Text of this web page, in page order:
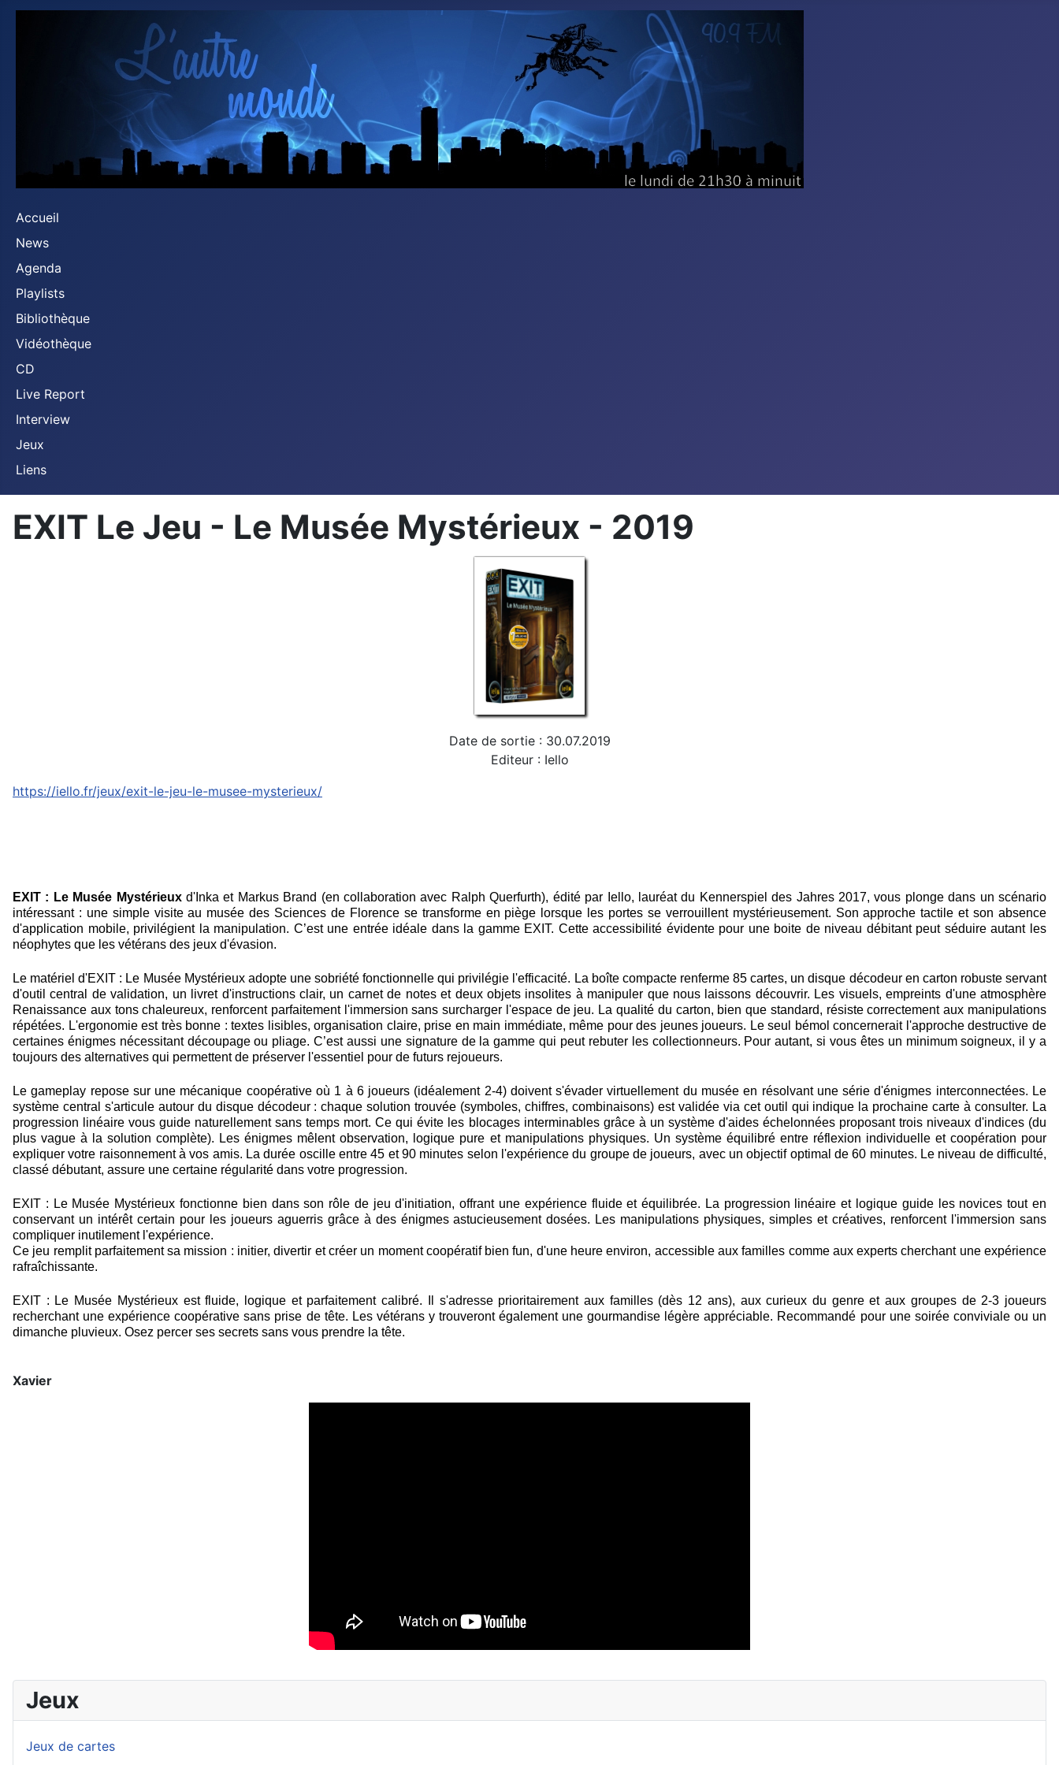
Accueil
News
Agenda
Playlists
Bibliothèque
Vidéothèque
CD
Live Report
Interview
Jeux
Liens
Jeux
Jeux de cartes
EXIT Le Jeu - Le Musée Mystérieux - 2019
Date de sortie : 30.07.2019
Editeur : Iello
https://iello.fr/jeux/exit-le-jeu-le-musee-mysterieux/
EXIT : Le Musée Mystérieuxd'Inka et Markus Brand (en collaboration avec Ralph Querfurth), édité par Iello, lauréat du Kennerspiel des Jahres 2017, vous plonge dans un scénario
intéressant : une simple visite au musée des Sciences de Florence se transforme en piège lorsque les portes se verrouillent mystérieusement. Son approche tactile et son absence
d'application mobile, privilégient la manipulation. C’est une entrée idéale dans la gamme EXIT. Cette accessibilité évidente pour une boite de niveau débitant peut séduire autant les
néophytes que les vétérans des jeux d'évasion.
Le matériel d'EXIT : Le Musée Mystérieux adopte une sobriété fonctionnelle qui privilégie l'efficacité. La boîte compacte renferme 85 cartes, un disque décodeur en carton robuste servant
d'outil central de validation, un livret d'instructions clair, un carnet de notes et deux objets insolites à manipuler que nous laissons découvrir. Les visuels, empreints d'une atmosphère
Renaissance aux tons chaleureux, renforcent parfaitement l'immersion sans surcharger l'espace de jeu. La qualité du carton, bien que standard, résiste correctement aux manipulations
répétées. L'ergonomie est très bonne : textes lisibles, organisation claire, prise en main immédiate, même pour des jeunes joueurs. Le seul bémol concernerait l'approche destructive de
certaines énigmes nécessitant découpage ou pliage. C’est aussi une signature de la gamme qui peut rebuter les collectionneurs. Pour autant, si vous êtes un minimum soigneux, il y a
toujours des alternatives qui permettent de préserver l'essentiel pour de futurs rejoueurs.
Le gameplay repose sur une mécanique coopérative où 1 à 6 joueurs (idéalement 2-4) doivent s'évader virtuellement du musée en résolvant une série d'énigmes interconnectées. Le
système central s'articule autour du disque décodeur : chaque solution trouvée (symboles, chiffres, combinaisons) est validée via cet outil qui indique la prochaine carte à consulter. La
progression linéaire vous guide naturellement sans temps mort. Ce qui évite les blocages interminables grâce à un système d'aides échelonnées proposant trois niveaux d'indices (du
plus vague à la solution complète). Les énigmes mêlent observation, logique pure et manipulations physiques. Un système équilibré entre réflexion individuelle et coopération pour
expliquer votre raisonnement à vos amis. La durée oscille entre 45 et 90 minutes selon l'expérience du groupe de joueurs, avec un objectif optimal de 60 minutes. Le niveau de difficulté,
classé débutant, assure une certaine régularité dans votre progression.
EXIT : Le Musée Mystérieux fonctionne bien dans son rôle de jeu d'initiation, offrant une expérience fluide et équilibrée. La progression linéaire et logique guide les novices tout en
conservant un intérêt certain pour les joueurs aguerris grâce à des énigmes astucieusement dosées. Les manipulations physiques, simples et créatives, renforcent l'immersion sans
compliquer inutilement l'expérience.
Ce jeu remplit parfaitement sa mission : initier, divertir et créer un moment coopératif bien fun, d'une heure environ, accessible aux familles comme aux experts cherchant une expérience
rafraîchissante.
EXIT : Le Musée Mystérieux est fluide, logique et parfaitement calibré. Il s'adresse prioritairement aux familles (dès 12 ans), aux curieux du genre et aux groupes de 2-3 joueurs
recherchant une expérience coopérative sans prise de tête. Les vétérans y trouveront également une gourmandise légère appréciable. Recommandé pour une soirée conviviale ou un
dimanche pluvieux. Osez percer ses secrets sans vous prendre la tête.
Xavier